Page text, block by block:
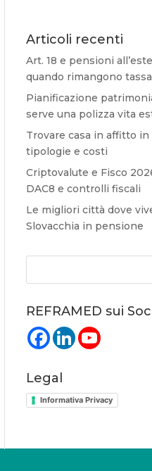
Articoli recenti
Art. 18 e pensioni
quando rimangono
Pianificazione
serve una polizza vita
Trovare casa in affitto in
tipologie e costi
Criptovalute e Fisco
DAC8 e controlli fiscali
Le migliori città dove
Slovacchia in pensione
REFRAMED sui
Legal
Informativa Privacy